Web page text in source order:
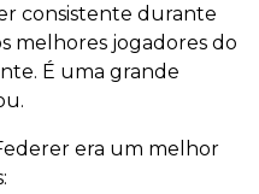
consistente durante
melhores jogadores do
É uma grande
era um melhor